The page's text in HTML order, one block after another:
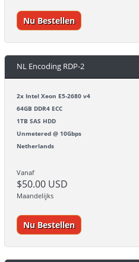
Nu Bestellen
NL Encoding RDP-2
2x Intel Xeon E5-2680 v4
64GB DDR4 ECC
1TB SAS HDD
Unmetered @ 10Gbps
Netherlands
Vanaf
$50.00 USD
Maandelijks
Nu Bestellen